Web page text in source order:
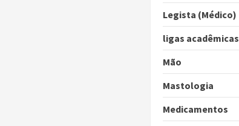
Legista (Médico)
ligas acadêmicas
Mão
Mastologia
Medicamentos